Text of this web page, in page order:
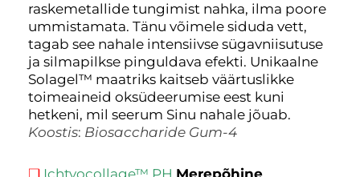
raskemetallide tungimist nahka, ilma poore
ummistamata. Tänu võimele siduda vett,
tagab see nahale intensiivse sügavniisutuse
ja silmapilkse pinguldava efekti. Unikaalne
Solagel™ maatriks kaitseb väärtuslikke
toimeaineid oksüdeerumise eest kuni
hetkeni, mil seerum Sinu nahale jõuab.
Koostis: Biosaccharide Gum-4
❑ Ichtyocollage™ PH Merepõhine